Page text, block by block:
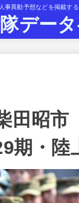
事異動予想などを掲載す
デー
田昭
期・陸